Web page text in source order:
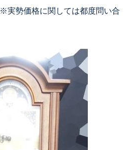
※実勢価格に関しては都度問い合